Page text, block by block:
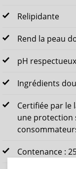
Relipidante
Rend la peau
pH
Ingrédients
Certifiée par le
une protection
Contenance :